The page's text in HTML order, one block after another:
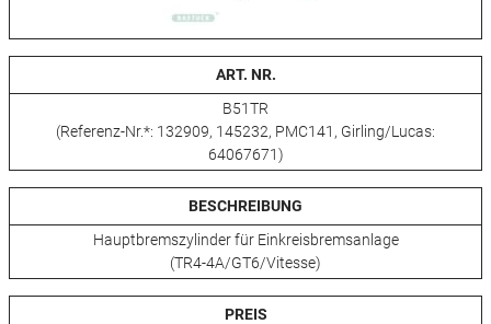
ART. NR.
B51TR
(Referenz-Nr.*: 132909, 145232, PMC141, Girling/Lucas:
64067671)
BESCHREIBUNG
Hauptbremszylinder für Einkreisbremsanlage
(TR4-4A/GT6/Vitesse)
PREIS